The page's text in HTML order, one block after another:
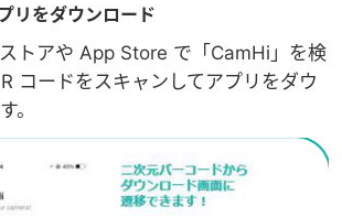
リをダウンロード
トアや App Store で「CamHi」を検
コードをスキャンしてアプリをダウ
。